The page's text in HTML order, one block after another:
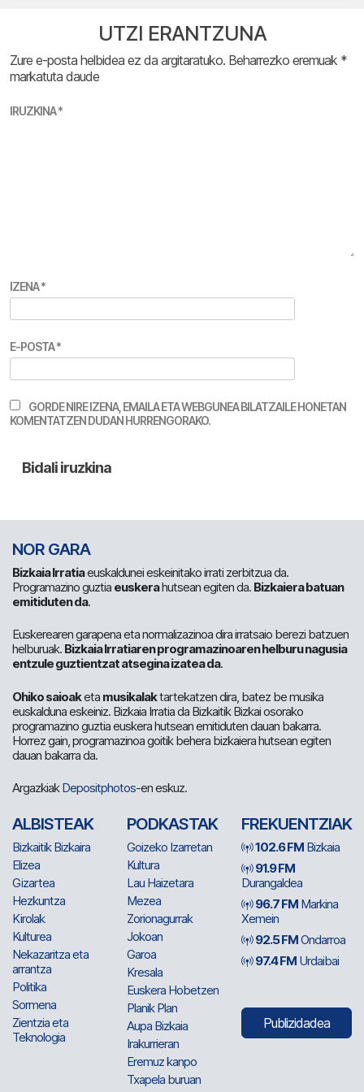
UTZI ERANTZUNA
Zure e-posta helbidea ez da argitaratuko. Beharrezko eremuak *
markatuta daude
IRUZKINA*
IZENA*
E-POSTA*
GORDE NIRE IZENA, EMAILA ETA WEBGUNEA BILATZAILE HONETAN
KOMENTATZEN DUDAN HURRENGORAKO.
NOR GARA
Bizkaia Irratiaeuskaldunei eskeinitako irrati zerbitzua da.
Programazino guztia euskerahutsean egiten da. Bizkaiera batuan
emitiduten da.
Euskerearen garapena eta normalizazinoa dira irratsaio berezi batzuen
helburuak. Bizkaia Irratiaren programazinoaren helburu nagusia
entzule guztientzat atsegina izatea da.
Ohiko saioaketa musikalaktartekatzen dira, batez be musika
euskalduna eskeiniz. Bizkaia Irratia da Bizkaitik Bizkai osorako
programazino guztia euskera hutsean emitiduten dauan bakarra.
Horrez gain, programazinoa goitik behera bizkaiera hutsean egiten
dauan bakarra da.
ArgazkiakDepositphotos-en eskuz.
ALBISTEAK
Bizkaitik Bizkaira
Elizea
Gizartea
Hezkuntza
Kirolak
Kulturea
Nekazaritza eta
arrantza
Politika
Sormena
Zientzia eta
Teknologia
PODKASTAK
Goizeko Izarretan
Kultura
Lau Haizetara
Mezea
Zorionagurrak
Jokoan
Garoa
Kresala
Euskera Hobetzen
Planik Plan
Aupa Bizkaia
Irakurrieran
Eremuz kanpo
Txapela buruan
FREKUENTZIAK
102.6 FM Bizkaia
91.9 FM
Durangaldea
96.7 FM Markina
Xemein
92.5 FMOndarroa
97.4 FM Urdaibai
Publizidadea